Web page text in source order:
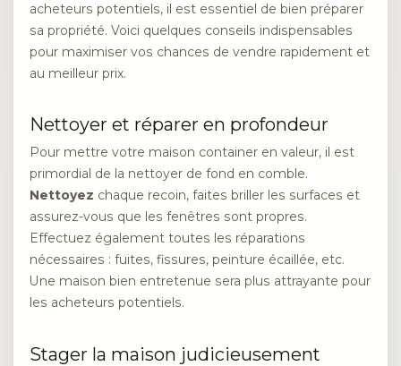
acheteurs potentiels, il est essentiel de bien préparer
sa propriété. Voici quelques conseils indispensables
pour maximiser vos chances de vendre rapidement et
au meilleur prix.
Nettoyer et réparer en profondeur
Pour mettre votre maison container en valeur, il est
primordial de la nettoyer de fond en comble.
Nettoyez chaque recoin, faites briller les surfaces et
assurez-vous que les fenêtres sont propres.
Effectuez également toutes les réparations
nécessaires : fuites, fissures, peinture écaillée, etc.
Une maison bien entretenue sera plus attrayante pour
les acheteurs potentiels.
Stager la maison judicieusement